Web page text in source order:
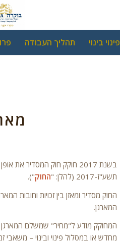
פינוי בינוי תהליך העבודה
בשנת 2017 חוקק חוק
תשע"ז-2017 (להלן: "
החוק").
החוק מסדיר ומאזן בין זכויות וחובות
המארגן.
מחדש או במסלול פינוי ובינוי – משאבי